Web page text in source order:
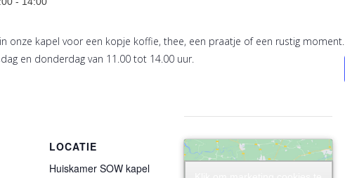
onze kapel voor een kopje koffie, thee, een praatje of een rustig moment.
en donderdag van 11.00 tot 14.00 uur.
LOCATIE
Huiskamer SOW kapel